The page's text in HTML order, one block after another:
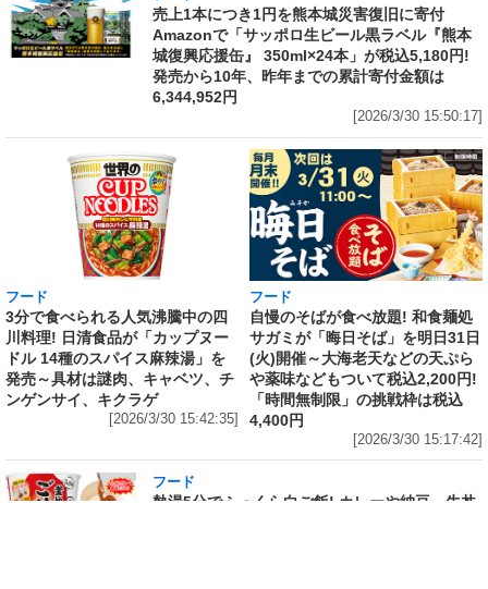
売上1本につき1円を熊本城災害復旧に寄付
Amazonで「サッポロ生ビール黒ラベル『熊本
城復興応援缶』 350ml×24本」が税込5,180円!
発売から10年、昨年までの累計寄付金額は
6,344,952円
[2026/3/30 15:50:17]
フード
3分で食べられる人気沸騰中の四
川料理! 日清食品が「カップヌー
ドル 14種のスパイス麻辣湯」を
発売～具材は謎肉、キャベツ、チ
ンゲンサイ、キクラゲ
[2026/3/30 15:42:35]
フード
自慢のそばが食べ放題! 和食麺処
サガミが「晦日そば」を明日31日
(火)開催～大海老天などの天ぷら
や薬味などもついて税込2,200円!
「時間無制限」の挑戦枠は税込
4,400円
[2026/3/30 15:17:42]
フード
熱湯5分でふっくら白ご飯! カレーや納豆、牛丼